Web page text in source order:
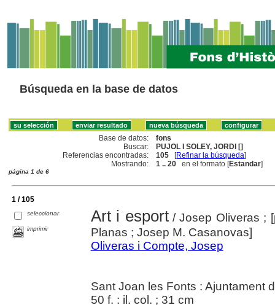
Búsqueda en la base de datos
Base de datos:
fons
Buscar:
PUJOL I SOLEY, JORDI []
Referencias encontradas:
105 [Refinar la búsqueda]
Mostrando:
1 .. 20 en el formato [Estandar]
página 1 de 6
1 / 105
seleccionar
imprimir
Art i esport/ Josep Oliveras ;
Planas ; Josep M. Casanovas]
Oliveras i Compte, Josep
Sant Joan les Fonts : Ajuntament
50 f. : il. col. ; 31 cm